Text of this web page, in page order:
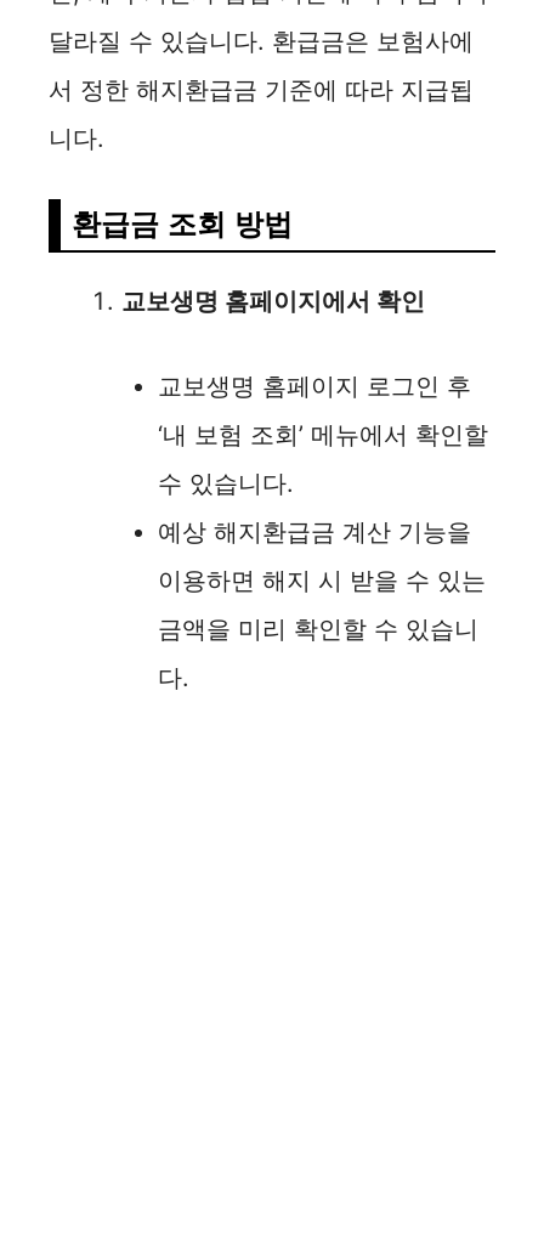
달라질 수 있습니다. 환급금은 보험사에
서 정한 해지환급금 기준에 따라 지급됩
니다.
환급금 조회 방법
교보생명 홈페이지에서 확인
교보생명 홈페이지 로그인 후
‘내 보험 조회’ 메뉴에서 확인할
수 있습니다.
예상 해지환급금 계산 기능을
이용하면 해지 시 받을 수 있는
금액을 미리 확인할 수 있습니
다.